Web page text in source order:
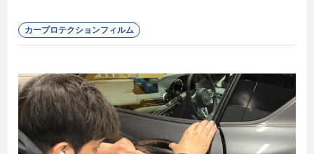
カープロテクションフィルム